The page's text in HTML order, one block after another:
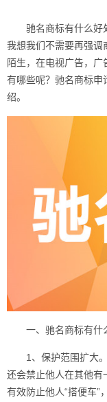
驰名商标有什么好处
我想我们不需要再强调
陌生，在电视广告，
有哪些呢？驰名商标申
绍。
一、驰名商标有什
1、保护范围扩大。
还会禁止他人在其他有
有效防止他人“搭便车”